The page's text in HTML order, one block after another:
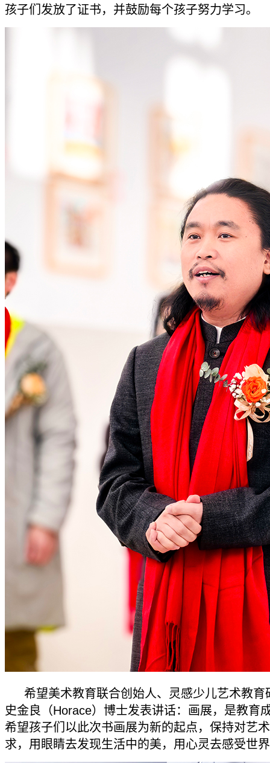
孩子们发放了证书，并鼓励每个孩子努力学习。
希望美术教育联合创始人、灵感少儿艺术教育
史金良（Horace）博士发表讲话：画展，是教育
希望孩子们以此次书画展为新的起点，保持对艺
求，用眼睛去发现生活中的美，用心灵去感受世